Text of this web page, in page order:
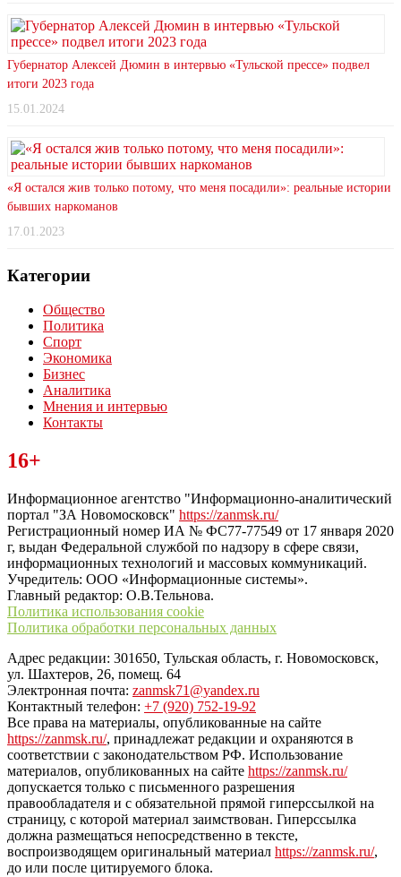
Губернатор Алексей Дюмин в интервью «Тульской прессе» подвел
итоги 2023 года
15.01.2024
«Я остался жив только потому, что меня посадили»: реальные истории
бывших наркоманов
17.01.2023
Категории
Общество
Политика
Спорт
Экономика
Бизнес
Аналитика
Мнения и интервью
Контакты
Читайте последние новости дня в Тульской области на сайте
“ЗаНовомосковск”
16+
Информационное агентство "Информационно-аналитический
портал "ЗА Новомосковск" https://zanmsk.ru/
Регистрационный номер ИА № ФС77-77549 от 17 января 2020
г, выдан Федеральной службой по надзору в сфере связи,
информационных технологий и массовых коммуникаций.
Учредитель: ООО «Информационные системы».
Главный редактор: О.В.Тельнова.
Политика использования cookie
Политика обработки персональных данных
Адрес редакции: 301650, Тульская область, г. Новомосковск,
ул. Шахтеров, 26, помещ. 64
Электронная почта: zanmsk71@yandex.ru
Контактный телефон: +7 (920) 752-19-92
Все права на материалы, опубликованные на сайте
https://zanmsk.ru/, принадлежат редакции и охраняются в
соответствии с законодательством РФ. Использование
материалов, опубликованных на сайте https://zanmsk.ru/
допускается только с письменного разрешения
правообладателя и с обязательной прямой гиперссылкой на
страницу, с которой материал заимствован. Гиперссылка
должна размещаться непосредственно в тексте,
воспроизводящем оригинальный материал https://zanmsk.ru/,
до или после цитируемого блока.